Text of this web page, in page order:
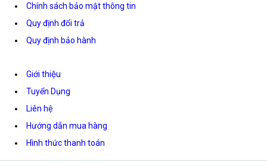
Chính sách bảo mật thông tin
Quy định đổi trả
Quy định bảo hành
Giới thiệu
Tuyển Dụng
Liên hệ
Hướng dẫn mua hàng
Hình thức thanh toán